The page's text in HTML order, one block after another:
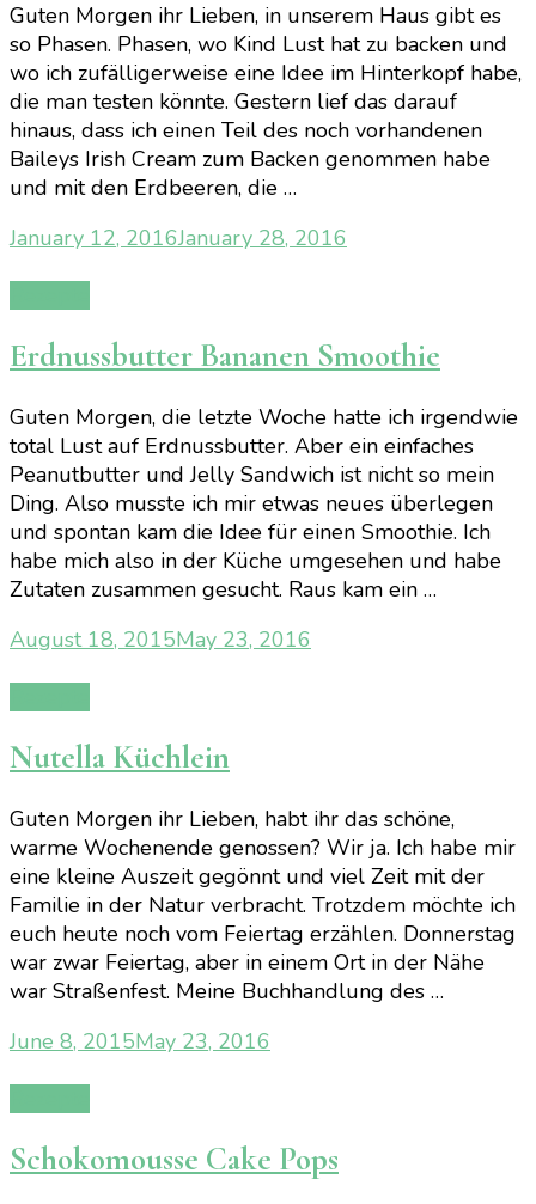
Guten Morgen ihr Lieben, in unserem Haus gibt es
so Phasen. Phasen, wo Kind Lust hat zu backen und
wo ich zufälligerweise eine Idee im Hinterkopf habe,
die man testen könnte. Gestern lief das darauf
hinaus, dass ich einen Teil des noch vorhandenen
Baileys Irish Cream zum Backen genommen habe
und mit den Erdbeeren, die …
January 12, 2016January 28, 2016
Erdnussbutter Bananen Smoothie
Guten Morgen, die letzte Woche hatte ich irgendwie
total Lust auf Erdnussbutter. Aber ein einfaches
Peanutbutter und Jelly Sandwich ist nicht so mein
Ding. Also musste ich mir etwas neues überlegen
und spontan kam die Idee für einen Smoothie. Ich
habe mich also in der Küche umgesehen und habe
Zutaten zusammen gesucht. Raus kam ein …
August 18, 2015May 23, 2016
Nutella Küchlein
Guten Morgen ihr Lieben, habt ihr das schöne,
warme Wochenende genossen? Wir ja. Ich habe mir
eine kleine Auszeit gegönnt und viel Zeit mit der
Familie in der Natur verbracht. Trotzdem möchte ich
euch heute noch vom Feiertag erzählen. Donnerstag
war zwar Feiertag, aber in einem Ort in der Nähe
war Straßenfest. Meine Buchhandlung des …
June 8, 2015May 23, 2016
Schokomousse Cake Pops